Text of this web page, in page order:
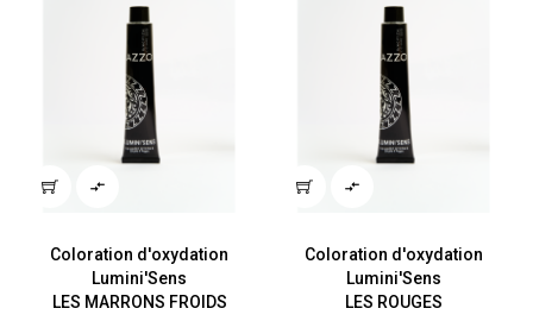

Coloration d'oxydation
Lumini'Sens
LES MARRONS FROIDS

Coloration d'oxydation
Lumini'Sens
LES ROUGES